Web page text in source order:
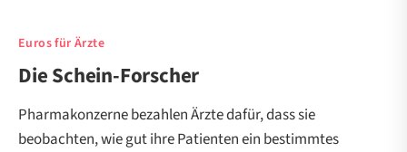
Euros für Ärzte
Die Schein-Forscher
Pharmakonzerne bezahlen Ärzte dafür, dass sie
beobachten, wie gut ihre Patienten ein bestimmtes